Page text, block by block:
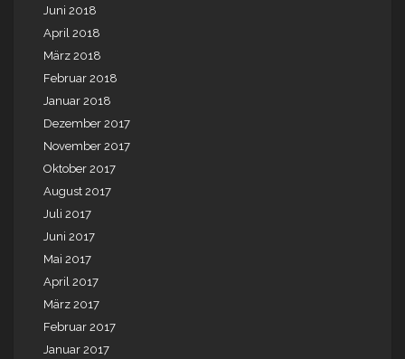
Juni 2018
April 2018
März 2018
Februar 2018
Januar 2018
Dezember 2017
November 2017
Oktober 2017
August 2017
Juli 2017
Juni 2017
Mai 2017
April 2017
März 2017
Februar 2017
Januar 2017